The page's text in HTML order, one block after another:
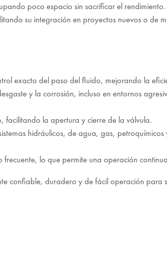
poco espacio sin sacrificar el rendimiento.
su integración en proyectos nuevos o de
exacto del paso del fluido, mejorando la
y la corrosión, incluso en entornos
facilitando la apertura y cierre de la válvula.
hidráulicos, de agua, gas,
lo que permite una operación
confiable, duradero y de fácil operación para